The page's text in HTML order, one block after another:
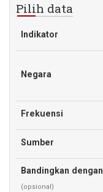
Pilih data
Indikator
Negara
Frekuensi
Sumber
Bandingkan dengan
(opsional)